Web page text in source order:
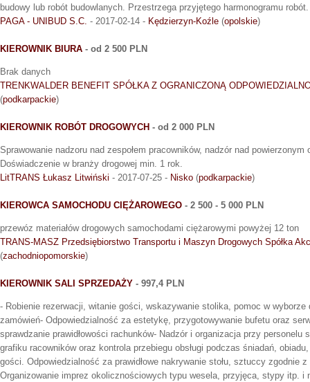
budowy lub robót budowlanych. Przestrzega przyjętego harmonogramu
PAGA - UNIBUD S.C. - 2017-02-14 - Kędzierzyn-Koźle (opolskie)
KIEROWNIK BIURA - od 2 500 PLN
Brak danych
TRENKWALDER BENEFIT SPÓŁKA Z OGRANICZONĄ
(podkarpackie)
KIEROWNIK ROBÓT DROGOWYCH - od 2 000 PLN
Sprawowanie nadzoru nad zespołem pracowników, nadzór nad
Doświadczenie w branży drogowej min. 1 rok.
LitTRANS Łukasz Litwiński - 2017-07-25 - Nisko (podkarpackie)
KIEROWCA SAMOCHODU CIĘŻAROWEGO - 2 500 - 5 000 PLN
przewóz materiałów drogowych samochodami ciężarowymi powyżej 12 ton
TRANS-MASZ Przedsiębiorstwo Transportu i Maszyn Drogowych Spółka
(zachodniopomorskie)
KIEROWNIK SALI SPRZEDAŻY - 997,4 PLN
- Robienie rezerwacji, witanie gości, wskazywanie stolika, pomoc w wyborze
zamówień- Odpowiedzialność za estetykę, przygotowywanie bufetu oraz
sprawdzanie prawidłowości rachunków- Nadzór i organizacja przy personelu
grafiku racowników oraz kontrola przebiegu obsługi podczas śniadań,
gości. Odpowiedzialność za prawidłowe nakrywanie stołu, sztuccy zgodnie
Organizowanie imprez okolicznościowych typu wesela, przyjęca, stypy itp. i